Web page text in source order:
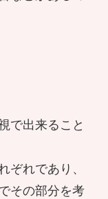
役のイ
人との
様と結婚
トとは？
最強霊能
醒
霊～見え
情報を
相談内
ホストク
家を取
で出来ること
ぞれであり、
その部分を考